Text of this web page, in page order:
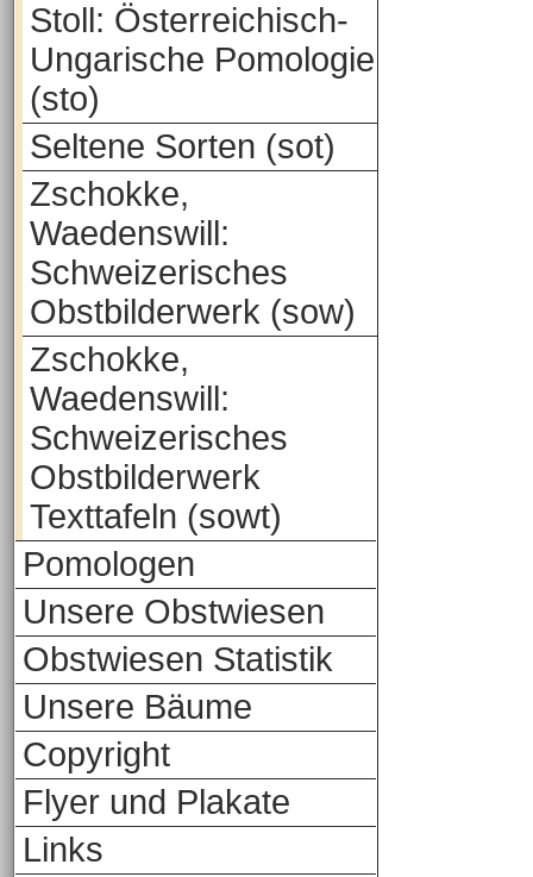
Stoll: Österreichisch-
Ungarische Pomologie
(sto)
Seltene Sorten (sot)
Zschokke,
Waedenswill:
Schweizerisches
Obstbilderwerk (sow)
Zschokke,
Waedenswill:
Schweizerisches
Obstbilderwerk
Texttafeln (sowt)
Pomologen
Unsere Obstwiesen
Obstwiesen Statistik
Unsere Bäume
Copyright
Flyer und Plakate
Links